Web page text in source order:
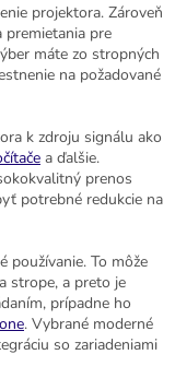
projektora. Zároveň
pre
máte zo stropných
na požadované
k zdroju signálu ako
a ďalšie.
prenos
potrebné redukcie na
používanie. To môže
strope, a preto je
prípadne ho
. Vybrané moderné
so zariadeniami